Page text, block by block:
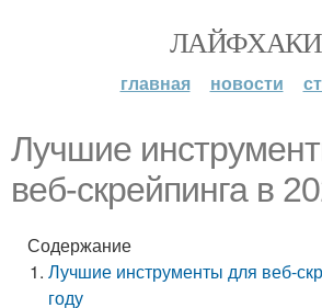
ЛАЙФХАКИ
главная новости
Лучшие
веб-скрейпинга в
Содержание
Лучшие инструменты для веб-
году